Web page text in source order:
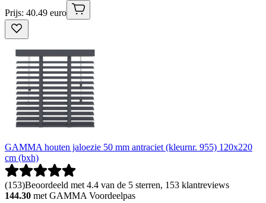
Prijs: 40.49 euro
GAMMA houten jaloezie 50 mm antraciet (kleurnr. 955) 120x220
cm (bxh)
(153)Beoordeeld met 4.4 van de 5 sterren, 153 klantreviews
144.30 met GAMMA Voordeelpas